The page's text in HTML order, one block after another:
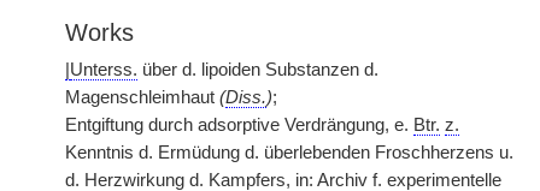
Works
Unterss. über d. lipoiden Substanzen d.
Magenschleimhaut (Diss.);
Entgiftung durch adsorptive Verdrängung, e. Btr. z.
Kenntnis d. Ermüdung d. überlebenden Froschherzens u.
d. Herzwirkung d. Kampfers, in: Archiv f. experimentelle